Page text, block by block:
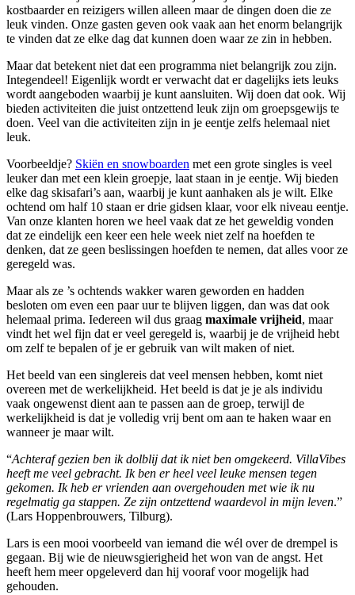
kostbaarder en reizigers willen alleen maar de dingen doen die ze
leuk vinden. Onze gasten geven ook vaak aan het enorm belangrijk
te vinden dat ze elke dag dat kunnen doen waar ze zin in hebben.
Maar dat betekent niet dat een programma niet belangrijk zou zijn.
Integendeel! Eigenlijk wordt er verwacht dat er dagelijks iets leuks
wordt aangeboden waarbij je kunt aansluiten. Wij doen dat ook. Wij
bieden activiteiten die juist ontzettend leuk zijn om groepsgewijs te
doen. Veel van die activiteiten zijn in je eentje zelfs helemaal niet
leuk.
Voorbeeldje? Skiën en snowboarden met een grote singles is veel
leuker dan met een klein groepje, laat staan in je eentje. Wij bieden
elke dag skisafari’s aan, waarbij je kunt aanhaken als je wilt. Elke
ochtend om half 10 staan er drie gidsen klaar, voor elk niveau eentje.
Van onze klanten horen we heel vaak dat ze het geweldig vonden
dat ze eindelijk een keer een hele week niet zelf na hoefden te
denken, dat ze geen beslissingen hoefden te nemen, dat alles voor ze
geregeld was.
Maar als ze ’s ochtends wakker waren geworden en hadden
besloten om even een paar uur te blijven liggen, dan was dat ook
helemaal prima. Iedereen wil dus graag maximale vrijheid, maar
vindt het wel fijn dat er veel geregeld is, waarbij je de vrijheid hebt
om zelf te bepalen of je er gebruik van wilt maken of niet.
Het beeld van een singlereis dat veel mensen hebben, komt niet
overeen met de werkelijkheid. Het beeld is dat je je als individu
vaak ongewenst dient aan te passen aan de groep, terwijl de
werkelijkheid is dat je volledig vrij bent om aan te haken waar en
wanneer je maar wilt.
“Achteraf gezien ben ik dolblij dat ik niet ben omgekeerd. VillaVibes
heeft me veel gebracht. Ik ben er heel veel leuke mensen tegen
gekomen. Ik heb er vrienden aan overgehouden met wie ik nu
regelmatig ga stappen. Ze zijn ontzettend waardevol in mijn leven.”
(Lars Hoppenbrouwers, Tilburg).
Lars is een mooi voorbeeld van iemand die wél over de drempel is
gegaan. Bij wie de nieuwsgierigheid het won van de angst. Het
heeft hem meer opgeleverd dan hij vooraf voor mogelijk had
gehouden.